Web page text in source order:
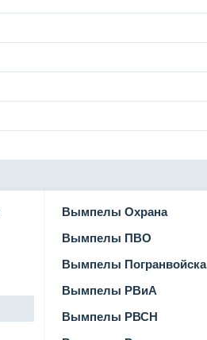
Вымпелы Охрана
Вымпелы ПВО
Вымпелы Погранвойска
Вымпелы РВиА
Вымпелы РВСН